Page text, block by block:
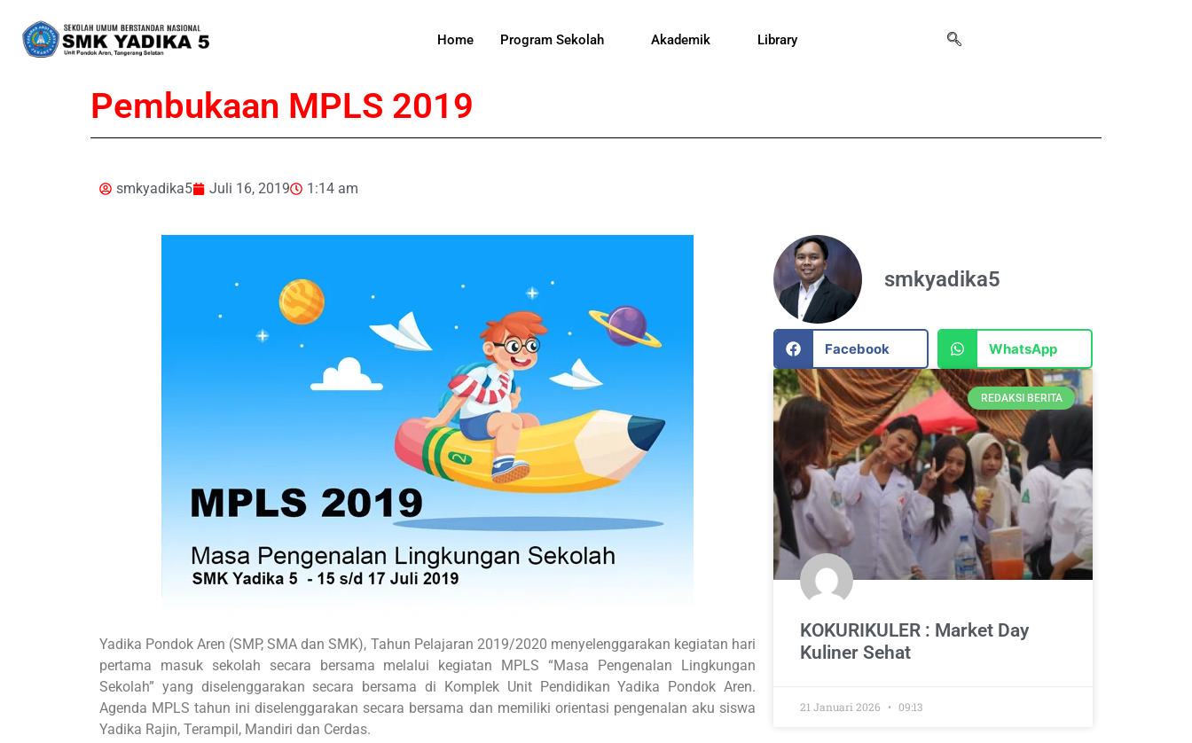
Home Program Sekolah Akademik Library
Pembukaan MPLS 2019
smkyadika5 Juli 16, 2019 1:14 am
Yadika Pondok Aren (SMP, SMA dan SMK), Tahun Pelajaran 2019/2020 menyelenggarakan kegiatan hari
pertama masuk sekolah secara bersama melalui kegiatan MPLS “Masa Pengenalan Lingkungan
Sekolah” yang diselenggarakan secara bersama di Komplek Unit Pendidikan Yadika Pondok Aren.
Agenda MPLS tahun ini diselenggarakan secara bersama dan memiliki orientasi pengenalan aku siswa
Yadika Rajin, Terampil, Mandiri dan Cerdas.
smkyadika5
Facebook WhatsApp
REDAKSI BERITA
KOKURIKULER : Market Day
Kuliner Sehat
21 Januari 2026 09:13